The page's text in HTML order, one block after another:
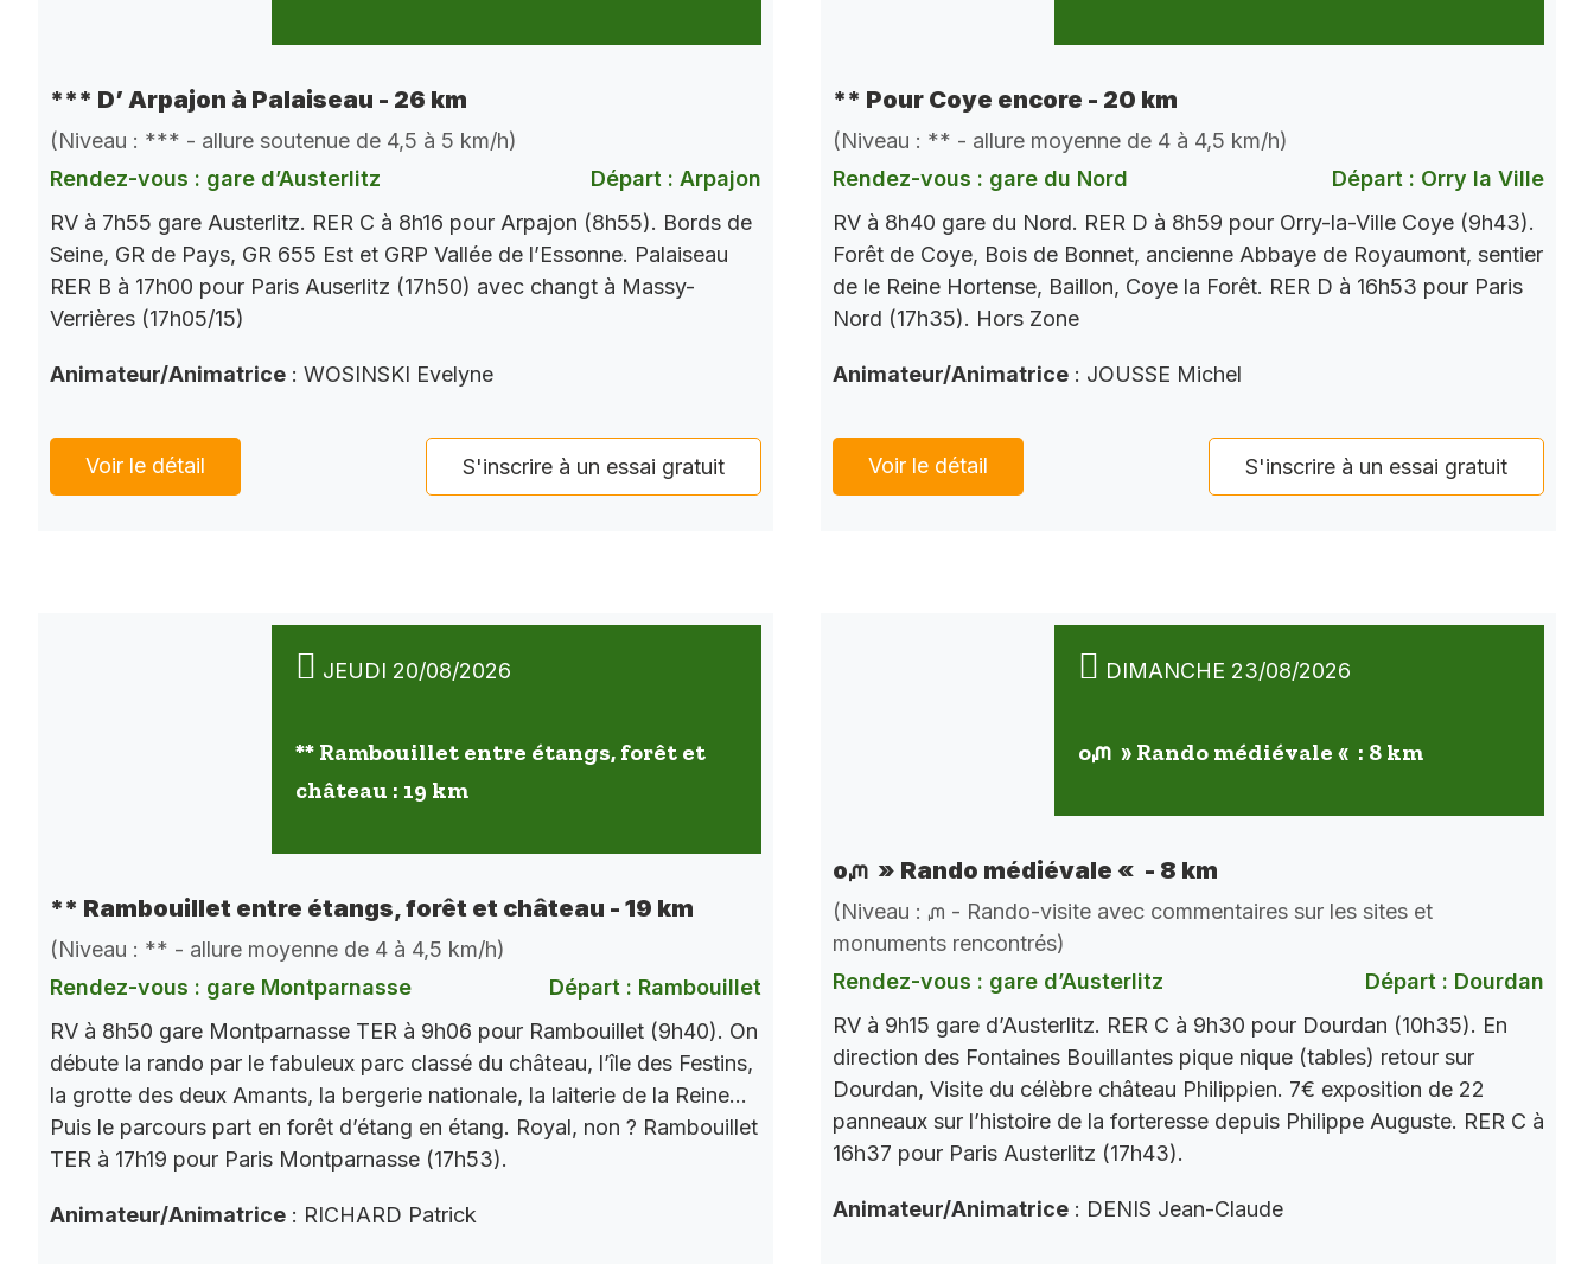
*** D’ Arpajon à Palaiseau - 26 km
(Niveau : *** - allure soutenue de 4,5 à 5 km/h)
Rendez-vous : gare d’Austerlitz
Départ : Arpajon
RV à 7h55 gare Austerlitz. RER C à 8h16 pour Arpajon (8h55). Bords de
Seine, GR de Pays, GR 655 Est et GRP Vallée de l’Essonne. Palaiseau
RER B à 17h00 pour Paris Auserlitz (17h50) avec changt à Massy-
Verrières (17h05/15)
Animateur/Animatrice : WOSINSKI Evelyne
Voir le détail S'inscrire à un essai gratuit
** Pour Coye encore - 20 km
(Niveau : ** - allure moyenne de 4 à 4,5 km/h)
Rendez-vous : gare du Nord
Départ : Orry la Ville
RV à 8h40 gare du Nord. RER D à 8h59 pour Orry-la-Ville Coye (9h43).
Forêt de Coye, Bois de Bonnet, ancienne Abbaye de Royaumont, sentier
de le Reine Hortense, Baillon, Coye la Forêt. RER D à 16h53 pour Paris
Nord (17h35). Hors Zone
Animateur/Animatrice : JOUSSE Michel
Voir le détail S'inscrire à un essai gratuit
JEUDI 20/08/2026
** Rambouillet entre étangs, forêt et
château : 19 km
** Rambouillet entre étangs, forêt et château - 19 km
(Niveau : ** - allure moyenne de 4 à 4,5 km/h)
Rendez-vous : gare Montparnasse
Départ : Rambouillet
RV à 8h50 gare Montparnasse TER à 9h06 pour Rambouillet (9h40). On
débute la rando par le fabuleux parc classé du château, l’île des Festins,
la grotte des deux Amants, la bergerie nationale, la laiterie de la Reine…
Puis le parcours part en forêt d’étang en étang. Royal, non ? Rambouillet
TER à 17h19 pour Paris Montparnasse (17h53).
Animateur/Animatrice : RICHARD Patrick
DIMANCHE 23/08/2026
oᘻ » Rando médiévale « : 8 km
oᘻ » Rando médiévale « - 8 km
(Niveau : ᘻ - Rando-visite avec commentaires sur les sites et
monuments rencontrés)
Rendez-vous : gare d’Austerlitz
Départ : Dourdan
RV à 9h15 gare d’Austerlitz. RER C à 9h30 pour Dourdan (10h35). En
direction des Fontaines Bouillantes pique nique (tables) retour sur
Dourdan, Visite du célèbre château Philippien. 7€ exposition de 22
panneaux sur l’histoire de la forteresse depuis Philippe Auguste. RER C à
16h37 pour Paris Austerlitz (17h43).
Animateur/Animatrice : DENIS Jean-Claude